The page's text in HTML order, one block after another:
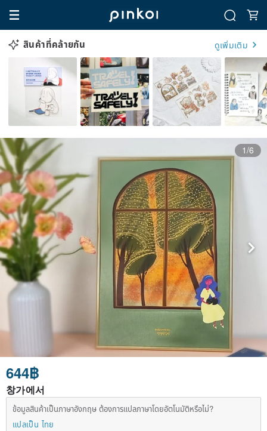
สินค้าที่คล้ายกัน ดูเพิ่มเติม
1/6
644฿
창가에서
ข้อมูลสินค้าเป็นภาษาอังกฤษ ต้องการแปลภาษาโดยอัตโนมัติหรือไม่?
แปลเป็น ไทย